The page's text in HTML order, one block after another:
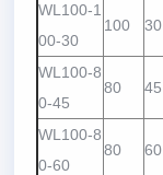
WL100-1
00-30
100 30
WL100-8
0-45
80 45
WL100-8
0-60
80 60